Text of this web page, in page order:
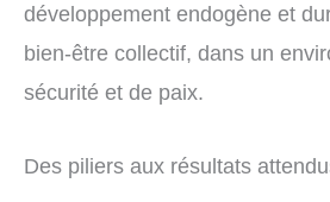
développement endogène et
bien-être collectif, dans un
sécurité et de paix.
Des piliers aux résultats